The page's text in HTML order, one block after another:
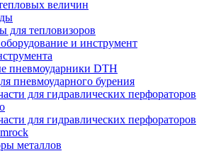
величин
для тепловизоров
и инструмент
пневмоударники DTH
пневмоударного бурения
для гидравлических перфораторов
для гидравлических перфораторов
металлов